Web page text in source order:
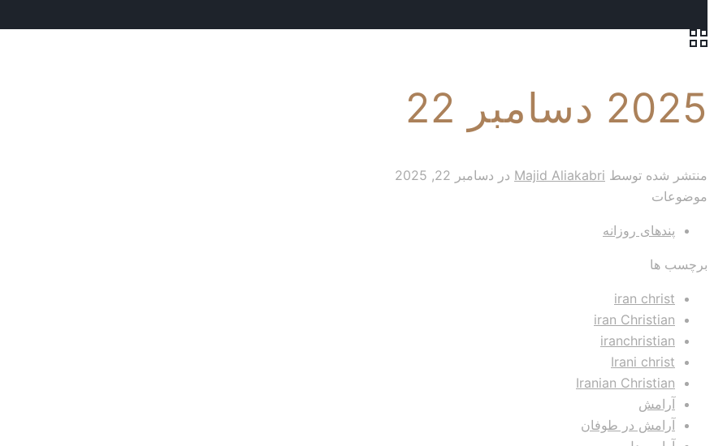
2025 دسامبر 22
منتشر شده توسط Majid Aliakabri در دسامبر 22, 2025
موضوعات
پندهای روزانه
برچسب ها
iran christ
iran Christian
iranchristian
Irani christ
Iranian Christian
آرامش
آرامش در طوفان